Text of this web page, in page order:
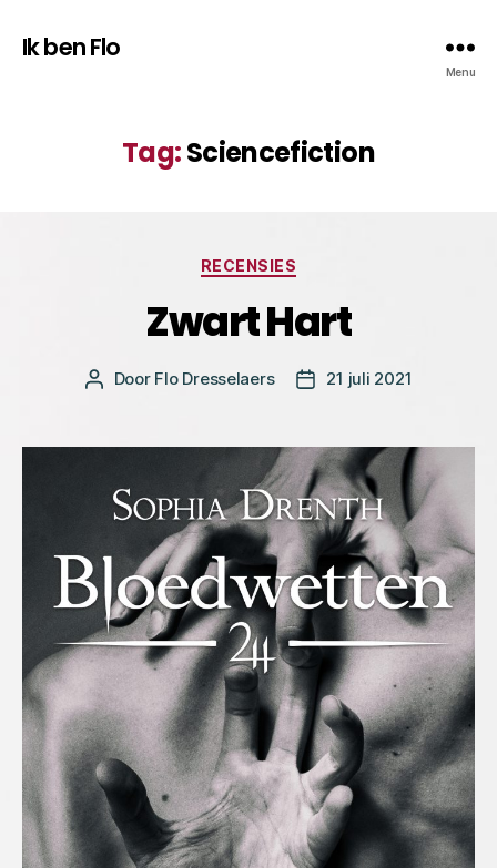
Ik ben Flo
Menu
Tag:Sciencefiction
Categorieën
RECENSIES
Zwart Hart
Bericht
Door Flo Dresselaers Berichtdatum
21 juli 2021